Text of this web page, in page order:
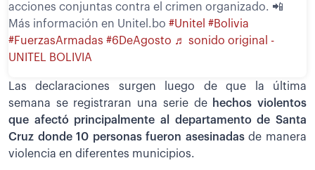
acciones conjuntas contra el crimen organizado. 📲
Más información en Unitel.bo #Unitel #Bolivia
#FuerzasArmadas #6DeAgosto ♬ sonido original -
UNITEL BOLIVIA
Las declaraciones surgen luego de que la última
semana se registraran una serie dehechos violentos
que afectó principalmente al departamento de Santa
Cruz donde 10 personas fueron asesinadasde manera
violencia en diferentes municipios.